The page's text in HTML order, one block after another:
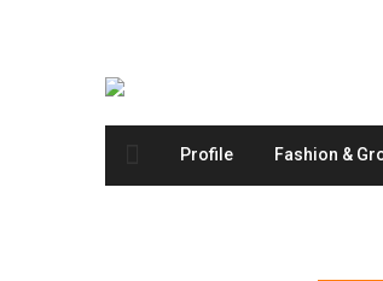
Profile Fashion &